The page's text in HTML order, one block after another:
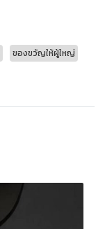
ของขวัญให้ผู้ใหญ่